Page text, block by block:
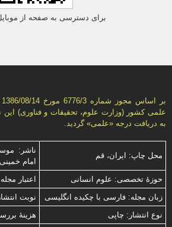
برای دسترسی به صفحه از
به دریافت درجه «علمى» گردید.
محل چاپ: ایران، قم
ناشر:
امام
حوزۀ تخصصی: علوم انسانی
اعتبار
زبان مجله: فارسی با چكیده انگلیسی
نوبت
نوع انتشار: چاپی
هزینۀ